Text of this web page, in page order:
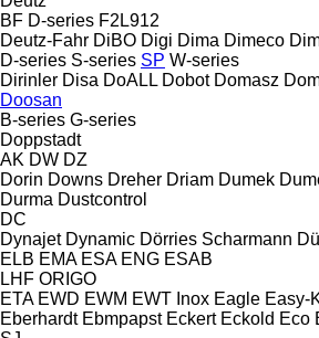
BF D-series F2L912
Deutz-Fahr DiBO Digi Dima Dimeco
D-series S-series SP W-series
Dirinler Disa DoALL Dobot Domasz
Doosan
B-series G-series
Doppstadt
AK DW DZ
Dorin Downs Dreher Driam Dumek
Durma Dustcontrol
DC
Dynajet Dynamic Dörries Scharmann
ELB EMA ESA ENG ESAB
LHF ORIGO
ETA EWD EWM EWT Inox Eagle Easy-
Eberhardt Ebmpapst Eckert Eckold Eco